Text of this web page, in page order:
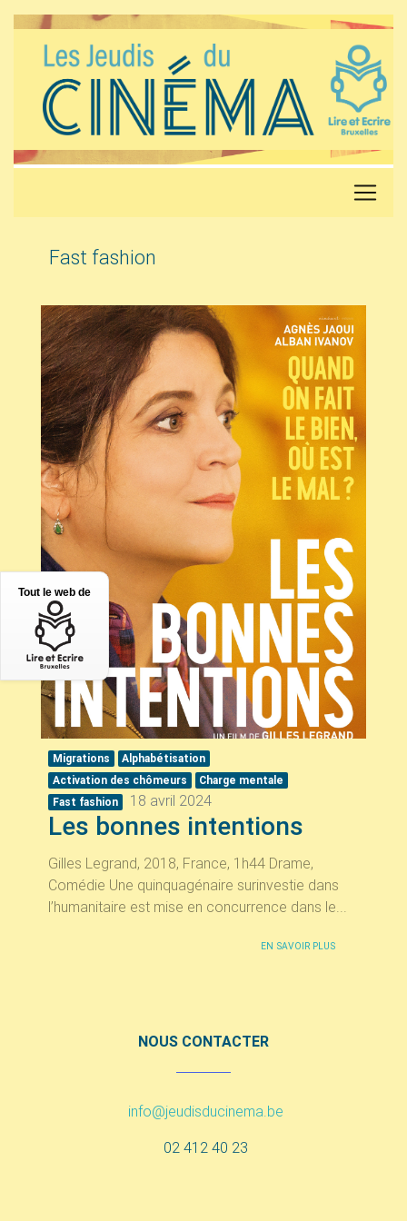
Fast fashion
Migrations
Alphabétisation
Activation des chômeurs
Charge mentale
Fast fashion
18 avril 2024
Les bonnes intentions
Gilles Legrand, 2018, France, 1h44 Drame,
Comédie Une quinquagénaire surinvestie dans
l’humanitaire est mise en concurrence dans le...
EN SAVOIR PLUS
NOUS CONTACTER
info@jeudisducinema.be
02 412 40 23
Tout le web de